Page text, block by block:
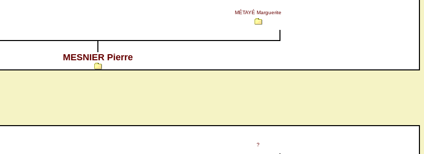
MÉTAYÉ Marguerite
MESNIER Pierre
?